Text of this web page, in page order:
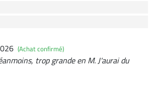
(Achat confirmé)
trop grande en M. J'aurai du